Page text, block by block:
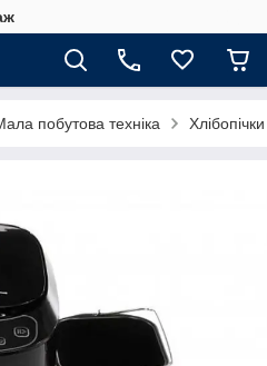
побутова техніка Хлібопічки